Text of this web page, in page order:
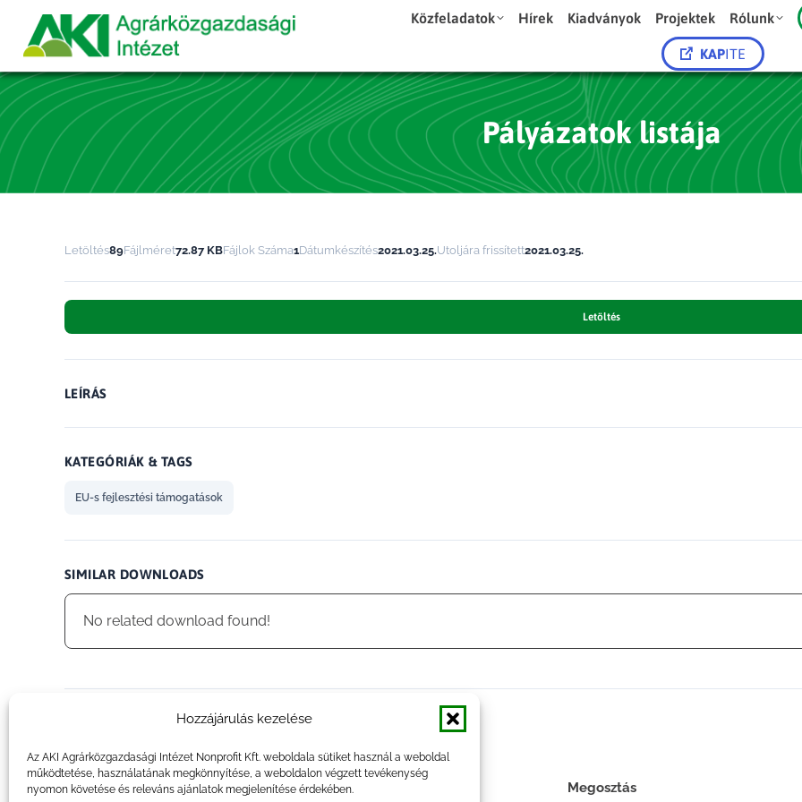
Hozzájárulás kezelése
Az AKI Agrárközgazdasági Intézet Nonprofit Kft. weboldala sütiket használ a weboldal
működtetése, használatának megkönnyítése, a weboldalon végzett tevékenység
nyomon követése és releváns ajánlatok megjelenítése érdekében.
Közfeladatok Hírek Kiadványok Projektek Rólunk
KAPITE
Pályázatok listája
Letöltés89Fájlméret72.87 KBFájlok Száma1Dátumkészítés2021.03.25.Utoljára frissített2021.03.25.
Letöltés
LEÍRÁS
KATEGÓRIÁK & TAGS
EU-s fejlesztési támogatások
SIMILAR DOWNLOADS
No related download found!
Megosztás